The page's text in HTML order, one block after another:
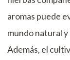
aromas puede
mundo natural
Además, el